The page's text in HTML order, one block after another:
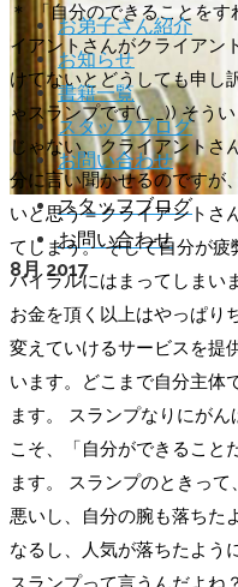
お弟子さん紹介
お知らせ
書籍一覧
スタッフブログ
お問い合わせ
お弟子さん紹介
お知らせ
書籍一覧
スタッフブログ
お問い合わせ
8月 2017
＊ 「自分のできることを
イアントさんがクライアン
けてないとどうしても申し
ゃスランプです(_ _)) そう
じゃない、クライアントさ
分に言い聞かせるのですが
いと思う＝クライアントさ
てしまう。 そして自分が
パイラルにはまってしまい
お金を頂く以上はやっぱり
変えていけるサービスを提
います。どこまで自分主体
ます。 スランプなりにが
こそ、「自分ができること
ます。 スランプのときっ
悪いし、自分の腕も落ちた
なるし、人気が落ちたよう